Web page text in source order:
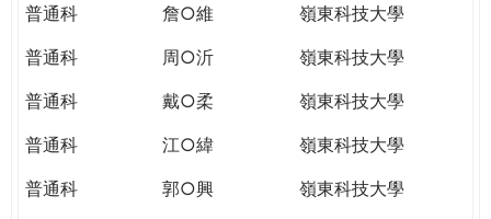
普通科
詹○維
嶺東科技大學
普通科
周○沂
嶺東科技大學
普通科
戴○柔
嶺東科技大學
普通科
江○緯
嶺東科技大學
普通科
郭○興
嶺東科技大學